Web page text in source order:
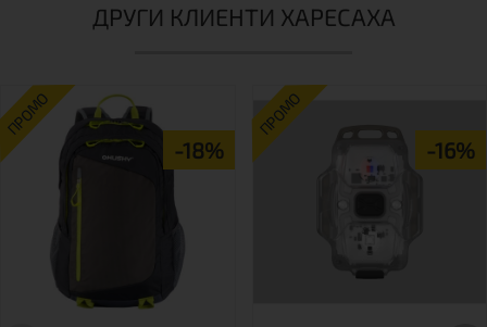
ДРУГИ КЛИЕНТИ ХАРЕСАХА
ПРОМО
-18%
ПРОМО
-16%